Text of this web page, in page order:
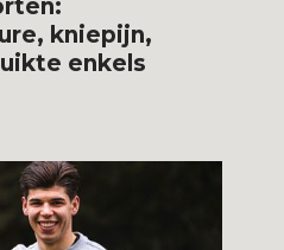
kniepijn,
enkels